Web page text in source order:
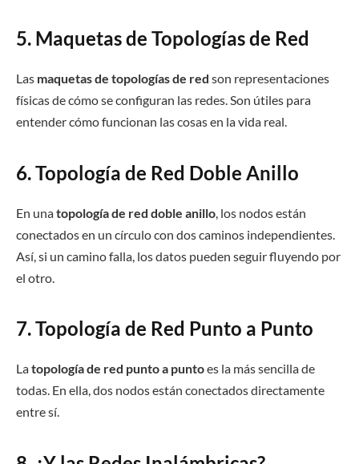
5. Maquetas de Topologías de Red
Las maquetas de topologías de red son representaciones
físicas de cómo se configuran las redes. Son útiles para
entender cómo funcionan las cosas en la vida real.
6. Topología de Red Doble Anillo
En unatopología de red doble anillo, los nodos están
conectados en un círculo con dos caminos independientes.
Así, si un camino falla, los datos pueden seguir fluyendo por
el otro.
7. Topología de Red Punto a Punto
Latopología de red punto a puntoes la más sencilla de
todas. En ella, dos nodos están conectados directamente
entre sí.